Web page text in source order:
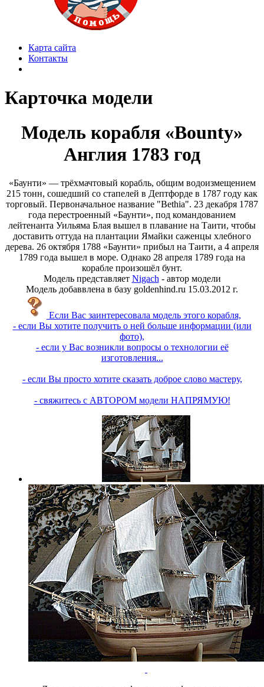
Карта сайта
Контакты
Карточка модели
Модель корабля «Bounty»
Англия 1783 год
«Баунти» — трёхмачтовый корабль, общим водоизмещением
215 тонн, сошедший со стапелей в Дептфорде в 1787 году как
торговый. Первоначальное название "Bethia". 23 декабря 1787
года перестроенный «Баунти», под командованием
лейтенанта Уильяма Блая вышел в плавание на Таити, чтобы
доставить оттуда на плантации Ямайки саженцы хлебного
дерева. 26 октября 1788 «Баунти» прибыл на Таити, а 4 апреля
1789 года вышел в море. Однако 28 апреля 1789 года на
корабле произошёл бунт.
Модель представляет Nigach - автор модели
Модель добаввлена в базу goldenhind.ru 15.03.2012 г.
Если Вас заинтересовала модель этого корабля,
- если Вы хотите получить о ней больше информации (или
фото),
- если у Вас возникли вопросы о технологии её
изготовления...
- если Вы просто хотите сказать доброе слово мастеру,
- свяжитесь с АВТОРОМ модели НАПРЯМУЮ!